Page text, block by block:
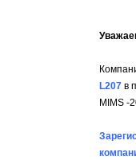
L207 в
MIMS -